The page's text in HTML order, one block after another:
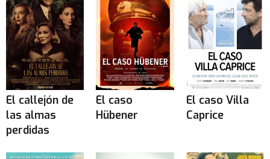
El callejón de
las almas
perdidas
El caso
Hübener
El caso Villa
Caprice